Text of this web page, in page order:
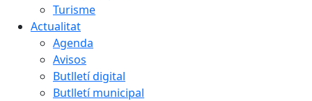
Turisme
Actualitat
Agenda
Avisos
Butlletí digital
Butlletí municipal